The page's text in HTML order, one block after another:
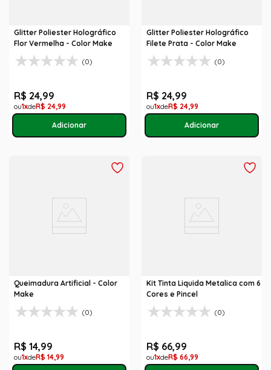
Glitter Poliester Holográfico
Flor Vermelha - Color Make
(0)
R$ 24,99
1 R$ 24,99
Glitter Poliester Holográfico
Filete Prata - Color Make
(0)
R$ 24,99
1 R$ 24,99
Queimadura Artificial - Color
Make
(0)
R$ 14,99
1 R$ 14,99
Kit Tinta Liquida Metalica com 6
Cores e Pincel
(0)
R$ 66,99
1 R$ 66,99